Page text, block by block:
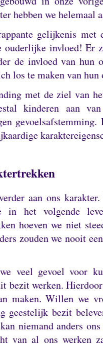
hebben we helemaal
gelijkenis met
ouderlijke invloed!Er
de invloed van hun
los te maken van hun
met de ziel van
kinderen aan
gevoelsafstemming.
aan ons
in het volgende
hoeven we niet
zouden we nooit
veel gevoel voor
bezit werken.
maken.Willen we
geestelijk bezit
niemand anders
van al ons werken